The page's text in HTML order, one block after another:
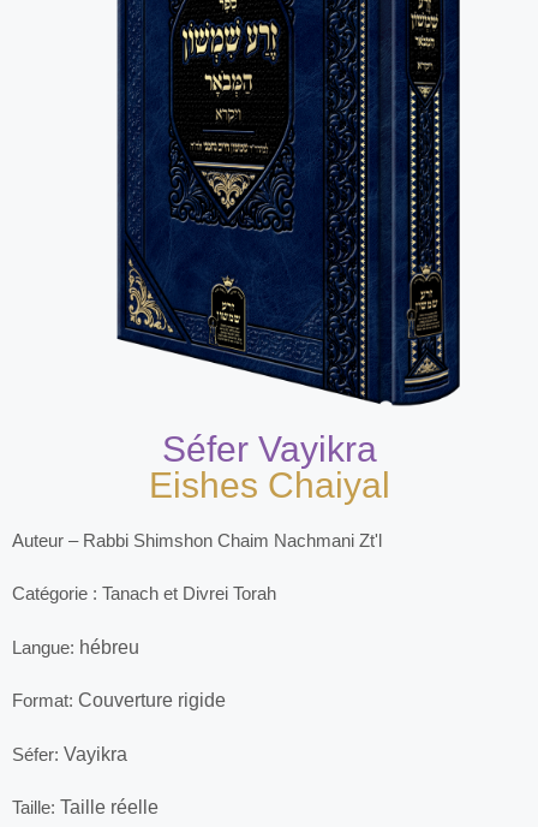
Séfer Vayikra
Eishes Chaiyal
Auteur – Rabbi Shimshon Chaim Nachmani Zt'l
Catégorie : Tanach et Divrei Torah
Langue: hébreu
Format: Couverture rigide
Séfer: Vayikra
Taille: Taille réelle